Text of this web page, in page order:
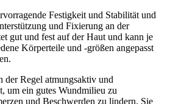
Festigkeit und Stabilität und
und Fixierung an der
gut und fest auf der Haut und kann je
Körperteile und -größen angepasst
der Regel atmungsaktiv und
um ein gutes Wundmilieu zu
und Beschwerden zu lindern. Sie